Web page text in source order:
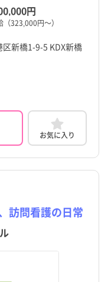
円
323,000円～）
新橋1-9-5 KDX新橋
お気に入り
訪問看護の日常